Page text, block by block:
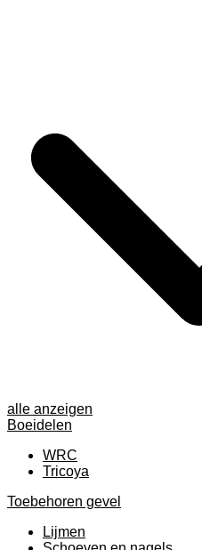
alle anzeigen
Boeidelen
WRC
Tricoya
Toebehoren gevel
Lijmen